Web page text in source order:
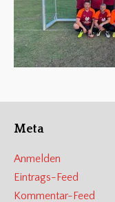
Meta
Anmelden
Eintrags-Feed
Kommentar-Feed